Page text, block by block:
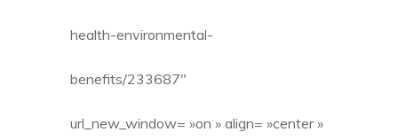
health-environmental-
benefits/233687″
url_new_window= »on » align= »center »